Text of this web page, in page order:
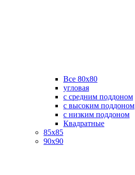
Все 80х80
угловая
с средним поддоном
с высоким поддоном
с низким поддоном
Квадратные
85х85
90х90